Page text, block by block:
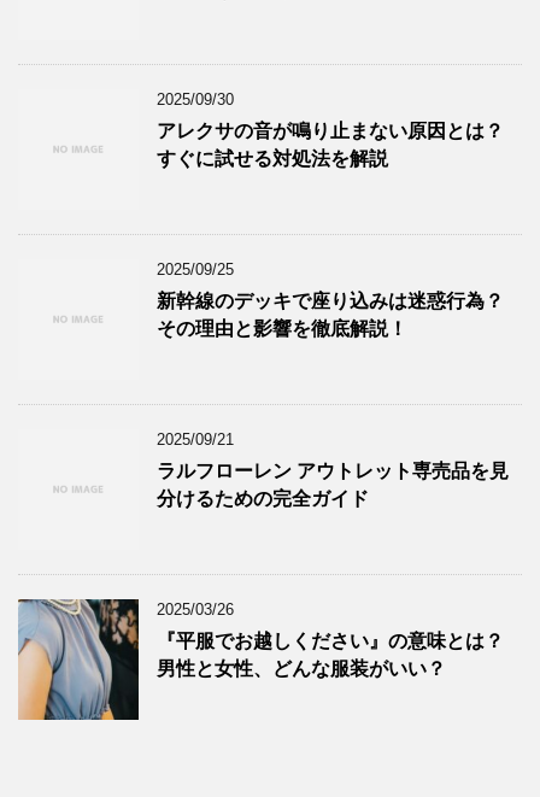
2025/09/30
アレクサの音が鳴り止まない原因とは？
すぐに試せる対処法を解説
2025/09/25
新幹線のデッキで座り込みは迷惑行為？
その理由と影響を徹底解説！
2025/09/21
ラルフローレン アウトレット専売品を見
分けるための完全ガイド
2025/03/26
『平服でお越しください』の意味とは？
男性と女性、どんな服装がいい？